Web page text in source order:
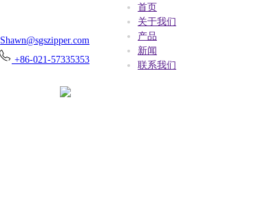
Shawn@sgszipper.com
+86-021-57335353
首页
关于我们
产品
新闻
联系我们